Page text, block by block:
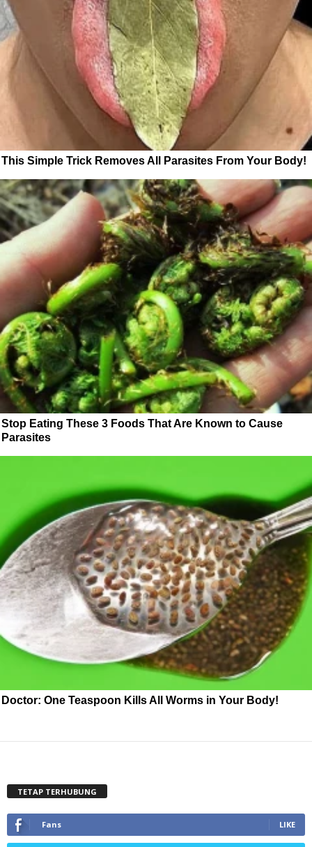
This Simple Trick Removes All Parasites From Your Body!
Stop Eating These 3 Foods That Are Known to Cause
Parasites
Doctor: One Teaspoon Kills All Worms in Your Body!
TETAP TERHUBUNG
Fans LIKE